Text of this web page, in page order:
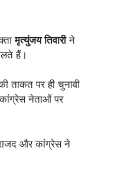
मृत्युंजय तिवारीने
हैं।
ताकत पर ही चुनावी
कांग्रेस नेताओं पर
और कांग्रेस ने